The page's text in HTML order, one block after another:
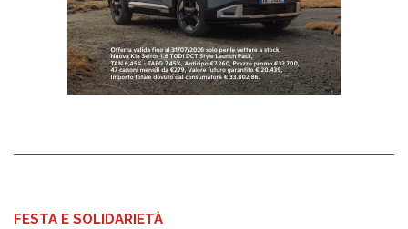
FESTA E SOLIDARIETÀ